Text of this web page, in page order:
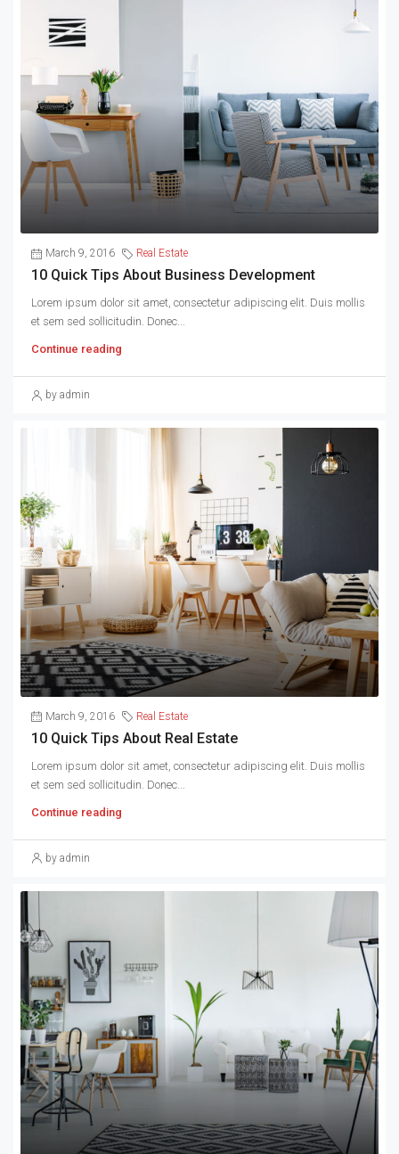
March 9, 2016 Real Estate
10 Quick Tips About Business Development
Lorem ipsum dolor sit amet, consectetur adipiscing elit. Duis mollis
et sem sed sollicitudin. Donec...
Continue reading
by admin
March 9, 2016 Real Estate
10 Quick Tips About Real Estate
Lorem ipsum dolor sit amet, consectetur adipiscing elit. Duis mollis
et sem sed sollicitudin. Donec...
Continue reading
by admin